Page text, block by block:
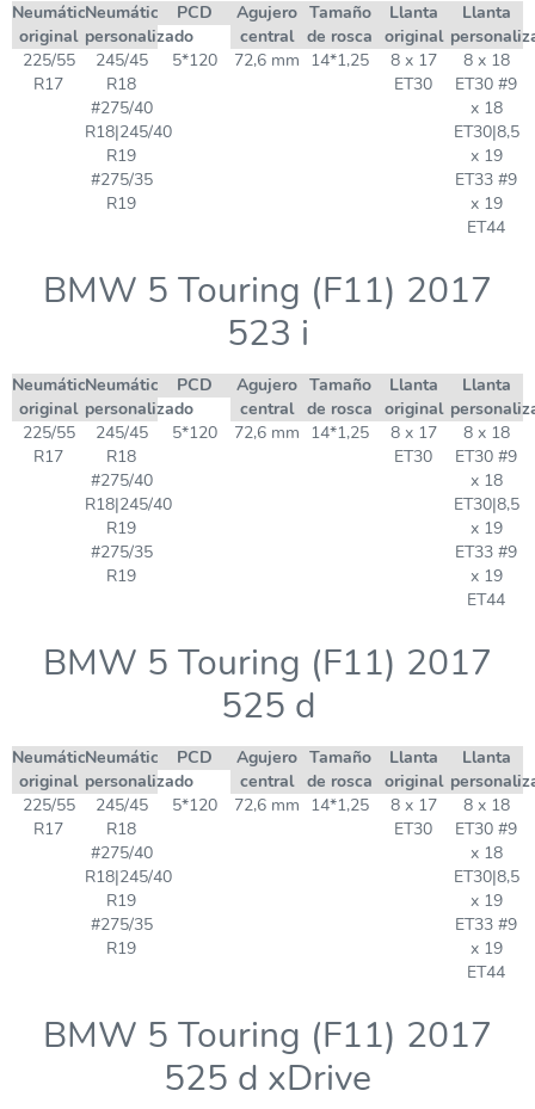
Neumático
original
Neumático
personalizado
PCD
Agujero
central
Tamaño
de rosca
Llanta
original
Llanta
225/55
R17
245/45
R18
#275/40
R18|245/40
R19
#275/35
R19
5*120 72,6 mm 14*1,25
8 x 17
ET30
8 x 18
ET30 #9
x 18
ET30|8,5
x 19
ET33 #9
x 19
ET44
BMW 5 Touring (F11) 2017
523 i
Neumático
original
Neumático
personalizado
PCD
Agujero
central
Tamaño
de rosca
Llanta
original
Llanta
225/55
R17
245/45
R18
#275/40
R18|245/40
R19
#275/35
R19
5*120 72,6 mm 14*1,25
8 x 17
ET30
8 x 18
ET30 #9
x 18
ET30|8,5
x 19
ET33 #9
x 19
ET44
BMW 5 Touring (F11) 2017
525 d
Neumático
original
Neumático
personalizado
PCD
Agujero
central
Tamaño
de rosca
Llanta
original
Llanta
225/55
R17
245/45
R18
#275/40
R18|245/40
R19
#275/35
R19
5*120 72,6 mm 14*1,25
8 x 17
ET30
8 x 18
ET30 #9
x 18
ET30|8,5
x 19
ET33 #9
x 19
ET44
BMW 5 Touring (F11) 2017
525 d xDrive